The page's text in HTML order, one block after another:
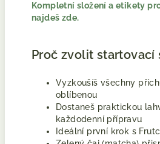
Kompletní složení a etikety
najdeš zde.
Proč zvolit startovací
Vyzkoušíš všechny
oblíbenou
Dostaneš praktickou
každodenní přípravu
Ideální první krok s